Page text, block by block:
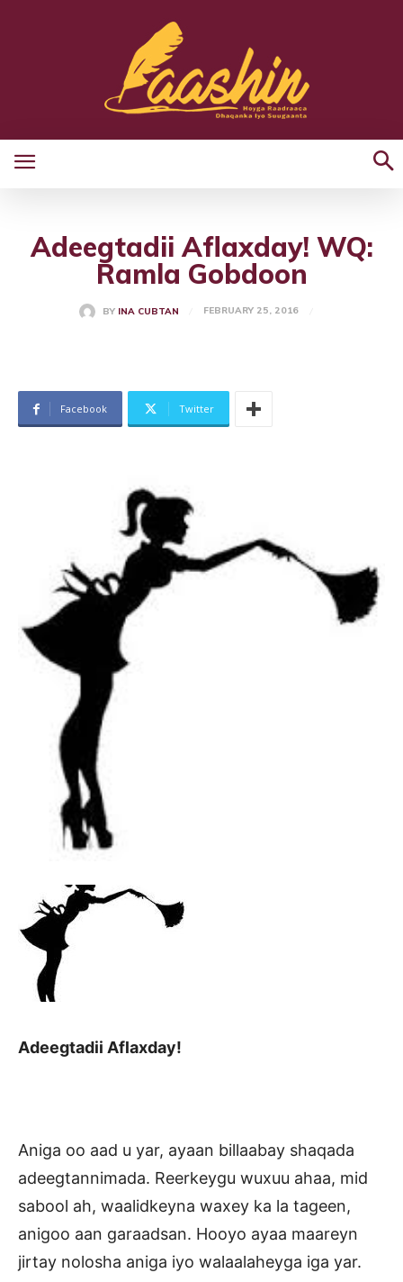
Adeegtadii Aflaxday! WQ:
Ramla Gobdoon
BY INA CUBTAN FEBRUARY 25, 2016
Facebook Twitter
Adeegtadii Aflaxday!
Aniga oo aad u yar, ayaan billaabay shaqada
adeegtannimada. Reerkeygu wuxuu ahaa, mid
sabool ah, waalidkeyna waxey ka la tageen,
anigoo aan garaadsan. Hooyo ayaa maareyn
jirtay nolosha aniga iyo walaalaheyga iga yar.